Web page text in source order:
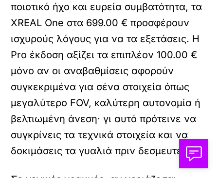
ποιοτικό ήχο και ευρεία συμβατότητα, τα
XREAL One στα 699.00 € προσφέρουν
ισχυρούς λόγους για να τα εξετάσεις. Η
Pro έκδοση αξίζει τα επιπλέον 100.00 €
μόνο αν οι αναβαθμίσεις αφορούν
συγκεκριμένα για σένα στοιχεία όπως
μεγαλύτερο FOV, καλύτερη αυτονομία ή
βελτιωμένη άνεση· γι αυτό πρότεινε να
συγκρίνεις τα τεχνικά στοιχεία και να
δοκιμάσεις τα γυαλιά πριν δεσμευτείς.